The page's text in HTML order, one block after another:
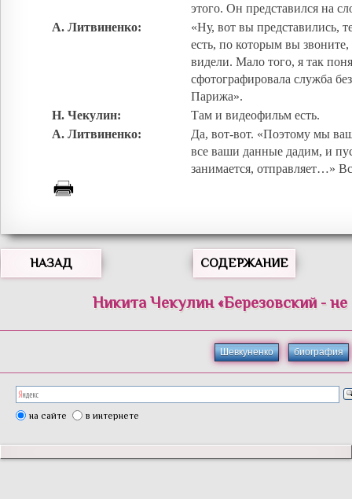
этого. Он представился на
А. Литвиненко:
«Ну, вот вы представились,
есть, по которым вы
видели. Мало того, я так
сфотографировала служба
Парижа».
Н. Чекулин:
Там и видеофильм есть.
А. Литвиненко:
Да, вот-вот. «Поэтому мы
все ваши данные дадим, и
занимается, отправляет…»
НАЗАД СОДЕРЖАНИЕ
Никита Чекулин «Березовский - не
Шевкуненко биография
на сайте в интернете